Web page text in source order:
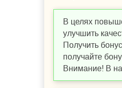
В целях
улучшить
Получить
получайте
Внимание! В